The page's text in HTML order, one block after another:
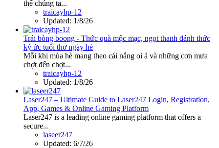
thể chúng ta...
traicayhp-12
Updated: 1/8/26
Trái bòng boong - Thức quà mộc mạc, ngọt thanh đánh thức
ký ức tuổi thơ ngày hè
Mỗi khi mùa hè mang theo cái nắng oi ả và những cơn mưa
chợt đến chợt...
traicayhp-12
Updated: 1/8/26
Laser247 – Ultimate Guide to Laser247 Login, Registration,
App, Games & Online Gaming Platform
Laser247 is a leading online gaming platform that offers a
secure...
laseer247
Updated: 6/7/26